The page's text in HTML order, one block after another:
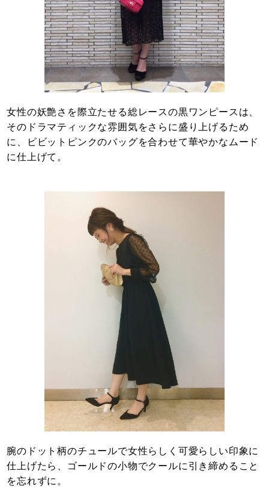
女性の妖艶さを際立たせる総レースの黒ワンピースは、
そのドラマティックな雰囲気をさらに盛り上げるため
に、ビビットピンクのバッグを合わせて華やかなムード
に仕上げて。
腕のドット柄のチュールで女性らしく可愛らしい印象に
仕上げたら、ゴールドの小物でクールに引き締めること
を忘れずに。